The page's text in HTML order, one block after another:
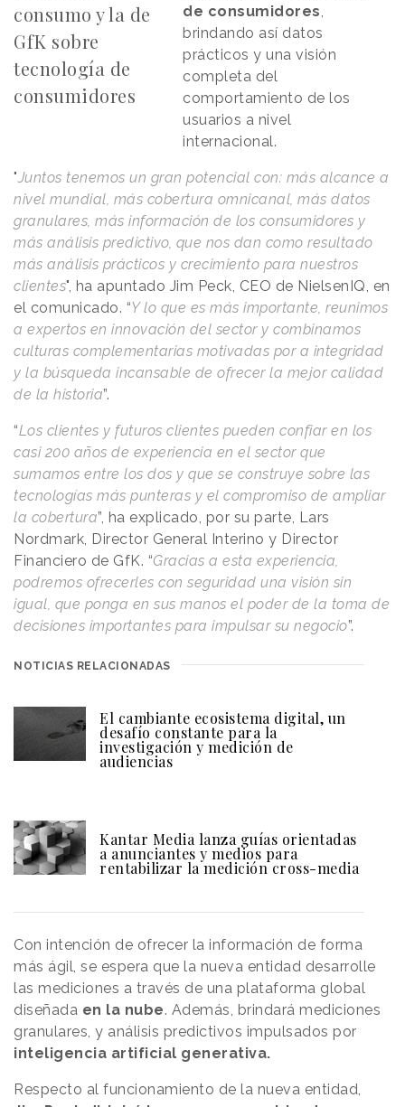
consumo y la de
GfK sobre
tecnología de
consumidores
de consumidores
brindando así datos
prácticos y una visión
completa del
comportamiento de los
usuarios a nivel
internacional.
"Juntos tenemos un gran potencial con: más alcance a
nivel mundial, más cobertura omnicanal, más datos
granulares, más información de los consumidores y
más análisis predictivo, que nos dan como resultado
más análisis prácticos y crecimiento para nuestros
clientes", ha apuntado Jim Peck, CEO de NielsenIQ, en
el comunicado. “Y lo que es más importante, reunimos
a expertos en innovación del sector y combinamos
culturas complementarias motivadas por a integridad
y la búsqueda incansable de ofrecer la mejor calidad
de la historia”.
“Los clientes y futuros clientes pueden confiar en los
casi 200 años de experiencia en el sector que
sumamos entre los dos y que se construye sobre las
tecnologías más punteras y el compromiso de ampliar
la cobertura”, ha explicado, por su parte, Lars
Nordmark, Director General Interino y Director
Financiero de GfK. “Gracias a esta experiencia,
podremos ofrecerles con seguridad una visión sin
igual, que ponga en sus manos el poder de la toma de
decisiones importantes para impulsar su negocio”.
NOTICIAS RELACIONADAS
El cambiante ecosistema digital, un
desafío constante para la
investigación y medición de
audiencias
Kantar Media lanza guías orientadas
a anunciantes y medios para
rentabilizar la medición cross-media
Con intención de ofrecer la información de forma
más ágil, se espera que la nueva entidad desarrolle
las mediciones a través de una plataforma global
diseñada en la nube. Además, brindará mediciones
granulares, y análisis predictivos impulsados por
inteligencia artificial generativa.
Respecto al funcionamiento de la nueva entidad,